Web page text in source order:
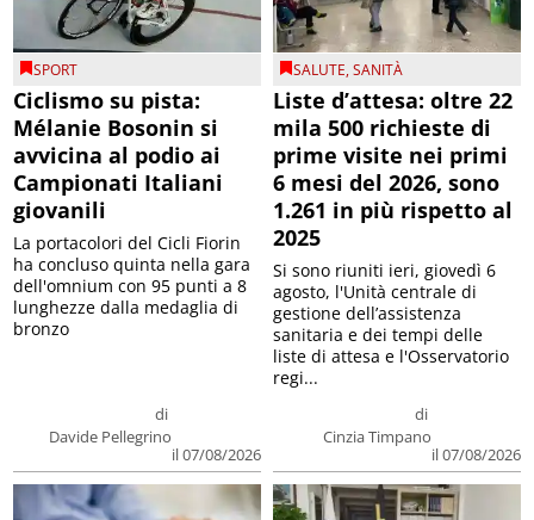
SPORT
Ciclismo su pista:
Mélanie Bosonin si
avvicina al podio ai
Campionati Italiani
giovanili
di
Davide Pellegrino
il 07/08/2026
La portacolori del Cicli Fiorin
ha concluso quinta nella gara
dell'omnium con 95 punti a 8
lunghezze dalla medaglia di
bronzo
SALUTE,SANITÀ
Liste d’attesa: oltre 22
mila 500 richieste di
prime visite nei primi
6 mesi del 2026, sono
1.261 in più rispetto al
2025
di
Cinzia Timpano
il 07/08/2026
Si sono riuniti ieri, giovedì 6
agosto, l'Unità centrale di
gestione dell’assistenza
sanitaria e dei tempi delle
liste di attesa e l'Osservatorio
regi...